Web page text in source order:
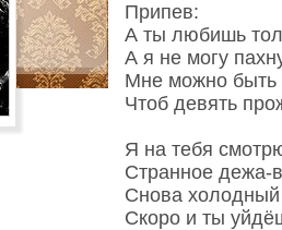
Припев:
А ты любишь
А я не могу
Мне можно быть
Чтоб девять
Я на тебя
Странное дежа-
Снова
Скоро и ты